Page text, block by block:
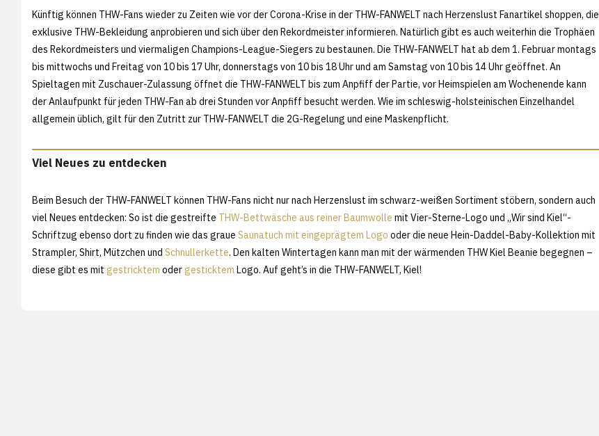
Künftig können THW-Fans wieder zu Zeiten wie vor der Corona-Krise in der THW-FANWELT nach Herzenslust Fanartikel shoppen, die
exklusive THW-Bekleidung anprobieren und sich über den Rekordmeister informieren. Natürlich gibt es auch weiterhin die Trophäen
des Rekordmeisters und viermaligen Champions-League-Siegers zu bestaunen. Die THW-FANWELT hat ab dem 1. Februar montags
bis mittwochs und Freitag von 10 bis 17 Uhr, donnerstags von 10 bis 18 Uhr und am Samstag von 10 bis 14 Uhr geöffnet. An
Spieltagen mit Zuschauer-Zulassung öffnet die THW-FANWELT bis zum Anpfiff der Partie, vor Heimspielen am Wochenende kann
der Anlaufpunkt für jeden THW-Fan ab drei Stunden vor Anpfiff besucht werden. Wie im schleswig-holsteinischen Einzelhandel
allgemein üblich, gilt für den Zutritt zur THW-FANWELT die 2G-Regelung und eine Maskenpflicht.
Viel Neues zu entdecken
Beim Besuch der THW-FANWELT können THW-Fans nicht nur nach Herzenslust im schwarz-weißen Sortiment stöbern, sondern auch
viel Neues entdecken: So ist die gestreifte THW-Bettwäsche aus reiner Baumwolle mit Vier-Sterne-Logo und „Wir sind Kiel“-
Schriftzug ebenso dort zu finden wie das graue Saunatuch mit eingeprägtem Logo oder die neue Hein-Daddel-Baby-Kollektion mit
Strampler, Shirt, Mützchen und Schnullerkette. Den kalten Wintertagen kann man mit der wärmenden THW Kiel Beanie begegnen –
diese gibt es mit gestricktem odergesticktem Logo. Auf geht’s in die THW-FANWELT, Kiel!